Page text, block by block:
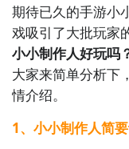
期待已久的手游小
戏吸引了大批玩家
小小制作人好玩吗
大家来简单分析下
情介绍。
1、小小制作人简要